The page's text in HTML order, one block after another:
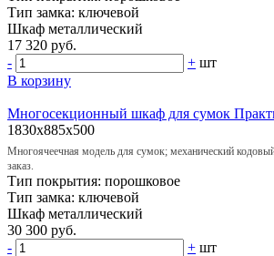
Тип замка: ключевой
Шкаф металлический
17 320 руб.
-
+ шт
В корзину
Многосекционный шкаф для сумок
1830x885x500
Многоячеечная модель для сумок; механический
заказ.
Тип покрытия: порошковое
Тип замка: ключевой
Шкаф металлический
30 300 руб.
-
+ шт